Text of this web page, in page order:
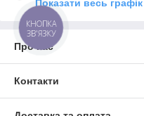
Показати весь
Про нас
Контакти
КНОПКА
ЗВ'ЯЗКУ